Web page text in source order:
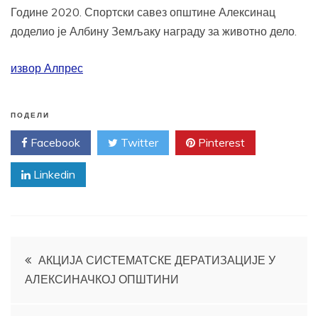
Године 2020. Спортски савез општине Алексинац
доделио је Албину Земљаку награду за животно дело.
извор Алпрес
ПОДЕЛИ
Facebook Twitter Pinterest
Linkedin
Кретање
чланка
АКЦИЈА СИСТЕМАТСКЕ ДЕРАТИЗАЦИЈЕ У
АЛЕКСИНАЧКОЈ ОПШТИНИ